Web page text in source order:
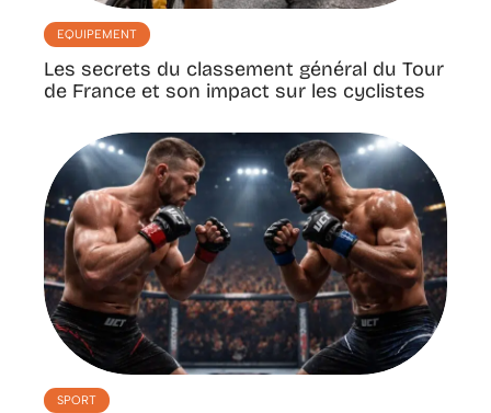
EQUIPEMENT
Les secrets du classement général du Tour
de France et son impact sur les cyclistes
SPORT